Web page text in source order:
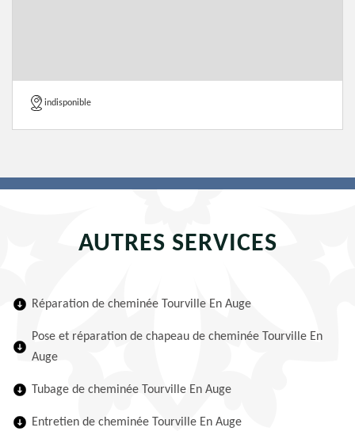
indisponible
AUTRES SERVICES
Réparation de cheminée Tourville En Auge
Pose et réparation de chapeau de cheminée Tourville En
Auge
Tubage de cheminée Tourville En Auge
Entretien de cheminée Tourville En Auge